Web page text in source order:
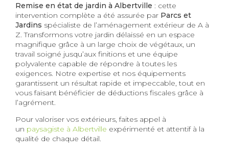
Remise en état de jardin à Albertville : cette
intervention complète a été assurée par Parcs et
Jardins spécialiste de l’aménagement extérieur de A à
Z. Transformons votre jardin délaissé en un espace
magnifique grâce à un large choix de végétaux, un
travail soigné jusqu’aux finitions et une équipe
polyvalente capable de répondre à toutes les
exigences. Notre expertise et nos équipements
garantissent un résultat rapide et impeccable, tout en
vous faisant bénéficier de déductions fiscales grâce à
l’agrément.
Pour valoriser vos extérieurs, faites appel à
un paysagiste à Albertville expérimenté et attentif à la
qualité de chaque détail.